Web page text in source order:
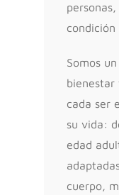
condición
Somos
bienestar
cada ser
su vida:
edad
cuerpo,